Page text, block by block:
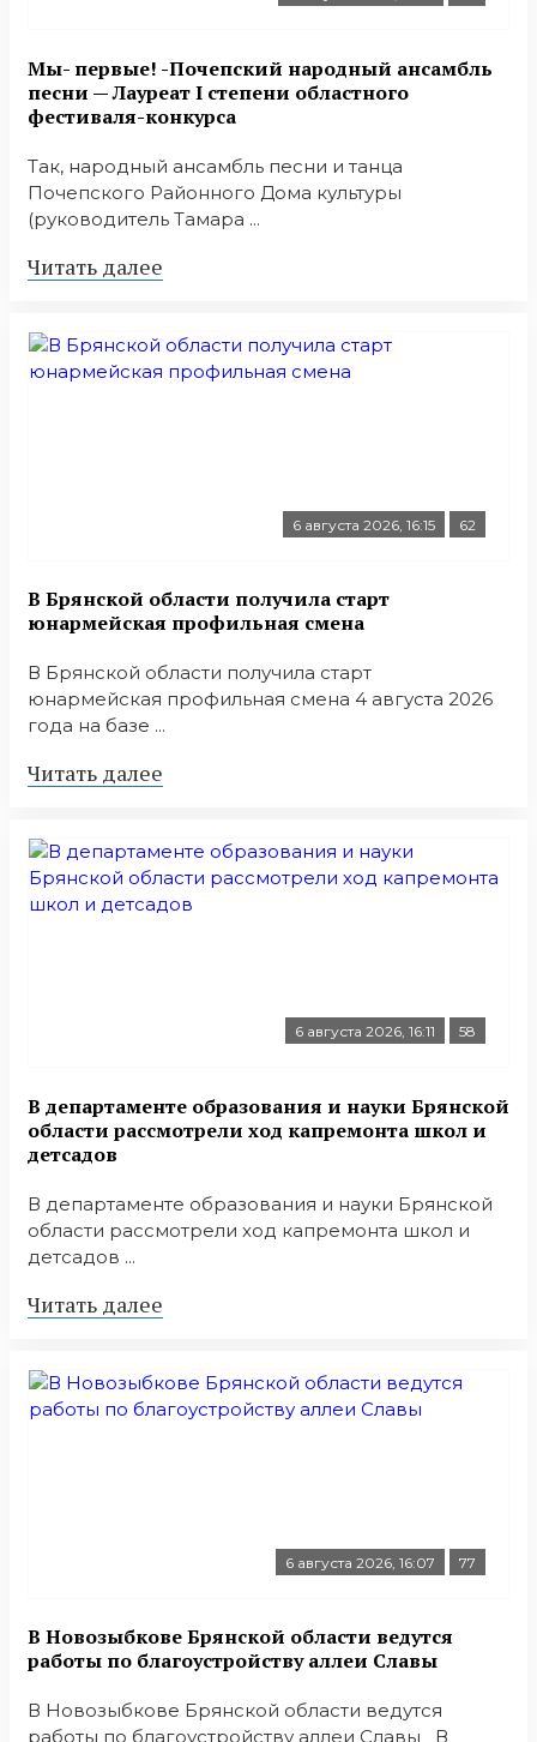
Мы- первые! -Почепский народный ансамбль
песни — Лауреат I степени областного
фестиваля-конкурса
Так, народный ансамбль песни и танца
Почепского Районного Дома культуры
(руководитель Тамара ...
Читать далее
6 августа 2026, 16:15 62
В Брянской области получила старт
юнармейская профильная смена
В Брянской области получила старт
юнармейская профильная смена 4 августа 2026
года на базе ...
Читать далее
6 августа 2026, 16:11 58
В департаменте образования и науки Брянской
области рассмотрели ход капремонта школ и
детсадов
В департаменте образования и науки Брянской
области рассмотрели ход капремонта школ и
детсадов ...
Читать далее
6 августа 2026, 16:07 77
В Новозыбкове Брянской области ведутся
работы по благоустройству аллеи Славы
В Новозыбкове Брянской области ведутся
работы по благоустройству аллеи Славы В